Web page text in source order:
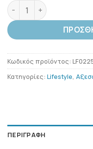
THE FIREMAN - Many
Κωδικός προϊόντος:
Κατηγορίες: Lifestyle,
ΠΕΡΙΓΡΑΦΉ